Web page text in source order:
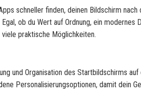
schneller finden, deinen Bildschirm nach
ob du Wert auf Ordnung, ein
praktische Möglichkeiten.
und Organisation des Startbildschirms
Personalisierungsoptionen, damit dein